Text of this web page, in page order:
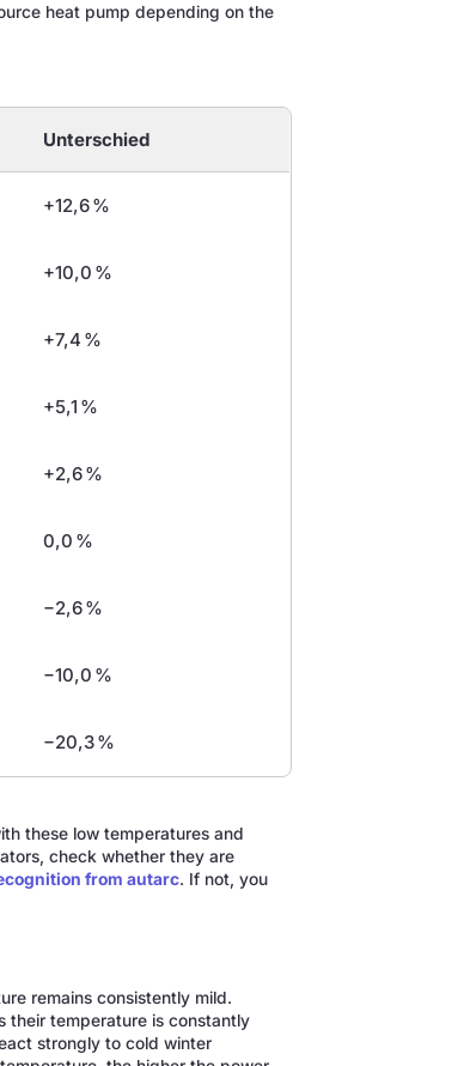
heat pump depending on the
Unterschied
+12,6 %
+10,0 %
+7,4 %
+5,1 %
+2,6 %
0,0 %
−2,6 %
−10,0 %
−20,3 %
these low temperatures and
check whether they are
from autarc. If not, you
remains consistently mild.
their temperature is constantly
strongly to cold winter